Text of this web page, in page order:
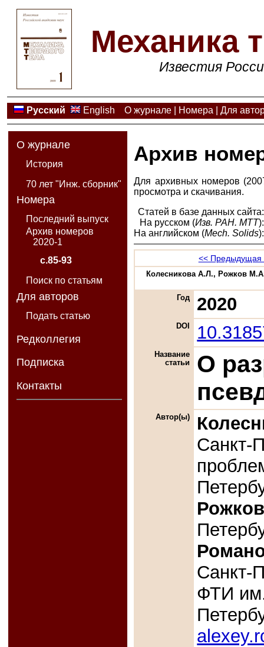
Механика
Известия
Русский English О журнале| Номера Для
О журнале
История
70 лет "Инж. сборник"
Номера
Последний выпуск
Архив номеров
2020-1
с.85-93
Поиск по статьям
Для авторов
Подать статью
Редколлегия
Подписка
Контакты
Архив
Для архивных номеров
просмотра и скачивания.
Статей в базе данных сайта:
На русском (Изв. РАН. МТТ):
На английском (Mech. Solids):
<< Предыдущая
Колесникова А.Л., Рожков
Год 2020
DOI
Название
статьи
О
Автор(ы)
Санкт-
Санкт-
ФТИ